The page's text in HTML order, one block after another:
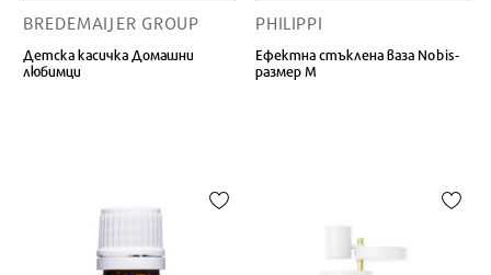
BREDEMAIJER GROUP
Детска касичка Домашни
любимци
PHILIPPI
Ефектна стъклена ваза Nobis-
размер M